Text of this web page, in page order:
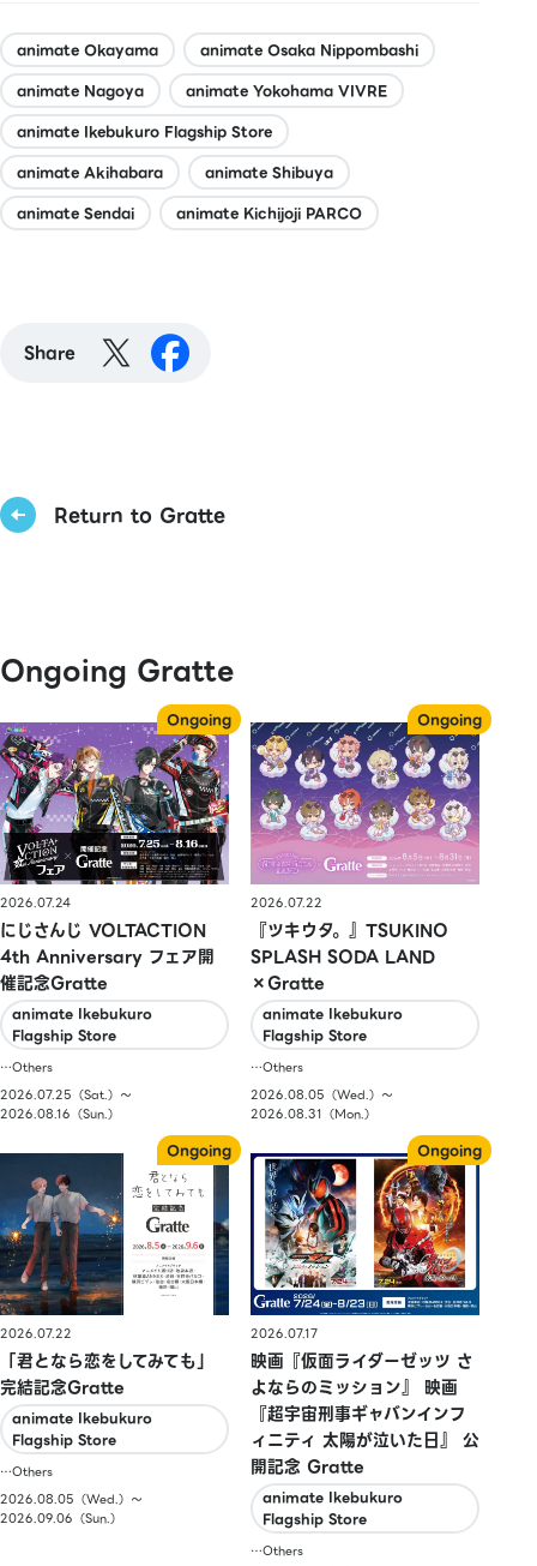
animate Okayama
animate Osaka Nippombashi
animate Nagoya
animate Yokohama VIVRE
animate Ikebukuro Flagship Store
animate Akihabara
animate Shibuya
animate Sendai
animate Kichijoji PARCO
Share
Return to Gratte
Ongoing Gratte
2026.07.24
にじさんじ VOLTACTION
4th Anniversary フェア開
催記念Gratte
animate Ikebukuro
Flagship Store
…Others
2026.07.25（Sat.）〜
2026.08.16（Sun.）
2026.07.22
『ツキウタ。』TSUKINO
SPLASH SODA LAND
×Gratte
animate Ikebukuro
Flagship Store
…Others
2026.08.05（Wed.）〜
2026.08.31（Mon.）
2026.07.22
「君となら恋をしてみても」
完結記念Gratte
animate Ikebukuro
Flagship Store
…Others
2026.08.05（Wed.）〜
2026.09.06（Sun.）
2026.07.17
映画『仮面ライダーゼッツ さ
よならのミッション』 映画
『超宇宙刑事ギャバンインフ
ィニティ 太陽が泣いた日』 公
開記念 Gratte
animate Ikebukuro
Flagship Store
…Others